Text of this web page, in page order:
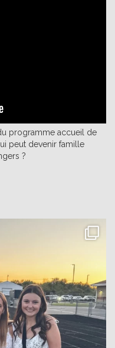
programme accueil de
peut devenir famille
?